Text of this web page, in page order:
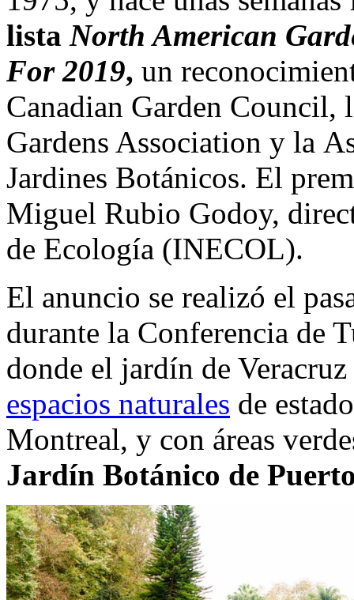
lista North American
For 2019, un
Canadian Garden Council,
Gardens Association y la
Jardines Botánicos. El
Miguel Rubio Godoy,
de Ecología (INECOL).
El anuncio se realizó el
durante la Conferencia de
donde el jardín de
espacios naturales de
Montreal, y con áreas
Jardín Botánico de